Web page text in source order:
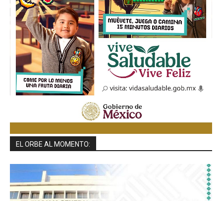
EL ORBE AL MOMENTO: